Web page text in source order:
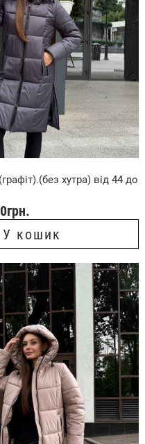
хутра) від 44 до
грн.
У кошик